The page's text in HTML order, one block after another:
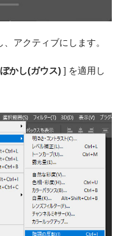
アクティブにします。
ぼかし(ガウス)] を適用し